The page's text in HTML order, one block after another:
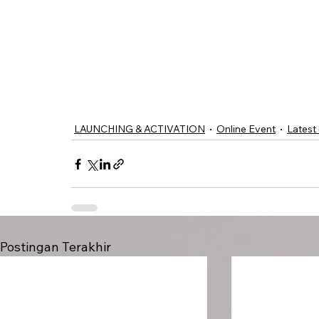
LAUNCHING & ACTIVATION Online Event Latest
Postingan Terakhir